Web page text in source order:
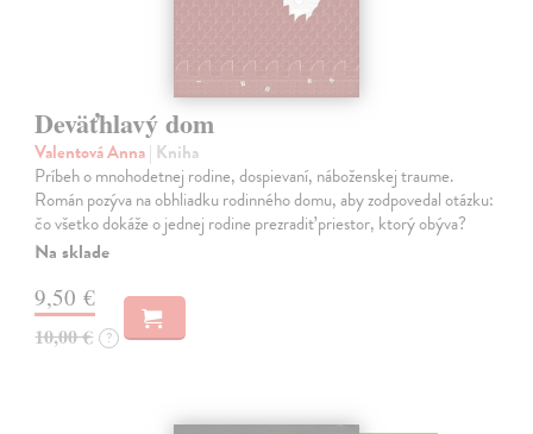
Deväťhlavý dom
Valentová Anna| Kniha
Príbeh o mnohodetnej rodine, dospievaní, náboženskej traume.
Román pozýva na obhliadku rodinného domu, aby zodpovedal otázku:
čo všetko dokáže o jednej rodine prezradiť priestor, ktorý obýva?
Na sklade
9,50 €
10,00 € ?